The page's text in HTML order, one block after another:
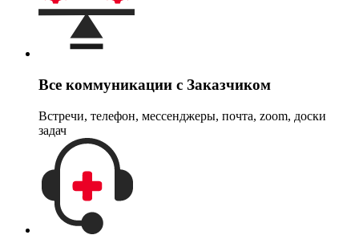
Все коммуникации с Заказчиком
Встречи, телефон, мессенджеры, почта, zoom, доски
задач